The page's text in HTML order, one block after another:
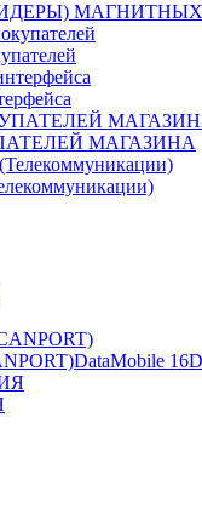
МАГАЗИНА
DataMobile 16